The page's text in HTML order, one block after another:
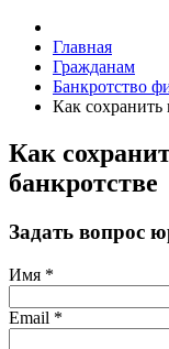
Главная
Гражданам
Банкротство
Как сохранить
Как
банкротстве
Задать вопрос
Имя *
Email *